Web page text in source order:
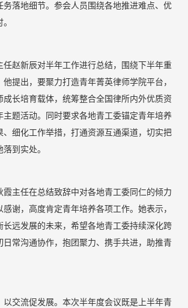
务落地细节。参会人员围绕各地推进难点、优
赵新辰对半年工作进行总结，围绕下半年重
提出，要聚力打造青年菁英律师学院平台，
成长培育载体，统筹整合全国律所内外优质资
主题活动。同时要求各地青工委锚定青年培养
、细化工作举措，打通资源互通渠道，切实把
到实处。
主任在总结致辞中对各地青工委同仁的倾力
谢，高度肯定青年培养各项工作。她表示，
长远发展的未来，希望各地青工委持续深化跨
日常沟通协作，抱团聚力、携手共进，助推青
交流促发展。本次半年度会议既是上半年青